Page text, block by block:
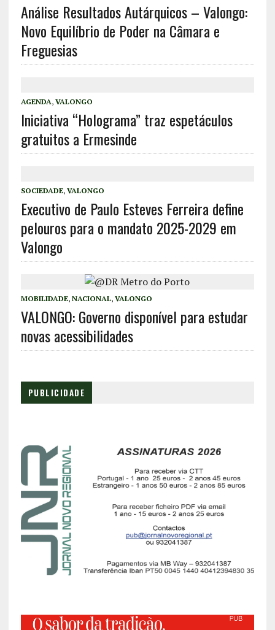
Análise Resultados Autárquicos – Valongo:
Novo Equilíbrio de Poder na Câmara e
Freguesias
AGENDA, VALONGO
Iniciativa “Holograma” traz espetáculos
gratuitos a Ermesinde
SOCIEDADE, VALONGO
Executivo de Paulo Esteves Ferreira define
pelouros para o mandato 2025-2029 em
Valongo
MOBILIDADE, NACIONAL, VALONGO
VALONGO: Governo disponível para estudar
novas acessibilidades
PUBLICIDADE